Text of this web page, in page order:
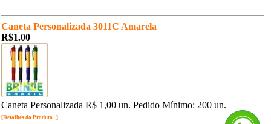
Caneta Personalizada 3011C Amarela
R$1.00
Caneta Personalizada R$ 1,00 un. Pedido Mínimo: 200 un.
[Detalhes do Produto...]